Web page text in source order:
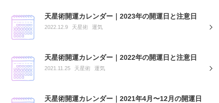
天星術開運カレンダー｜2023年の開運日と注意日
2022.12.9 天星術 運気
天星術開運カレンダー｜2022年の開運日と注意日
2021.11.25 天星術 運気
天星術開運カレンダー｜2021年4月〜12月の開運日